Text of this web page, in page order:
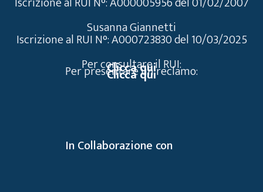
Susanna Giannetti
Iscrizione al RUI N°: A000723830 del 10/03/2025
Per consultare il RUI:
Clicca qui
Per presentare un reclamo:
Clicca qui
In Collaborazione con